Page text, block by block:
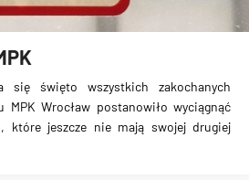
się święto wszystkich zakochanych
MPK Wrocław postanowiło wyciągnąć
które jeszcze nie mają swojej drugiej